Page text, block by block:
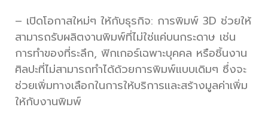
– เปิดโอกาสใหม่ๆ ให้กับธุรกิจ: การพิมพ์ 3D ช่วยให้
สามารถรับผลิตงานพิมพ์ที่ไม่ใช่แค่บนกระดาษ เช่น
การทำของที่ระลึก, ฟิกเกอร์เฉพาะบุคคล หรือชิ้นงาน
ศิลปะที่ไม่สามารถทำได้ด้วยการพิมพ์แบบเดิมๆ ซึ่งจะ
ช่วยเพิ่มทางเลือกในการให้บริการและสร้างมูลค่าเพิ่ม
ให้กับงานพิมพ์